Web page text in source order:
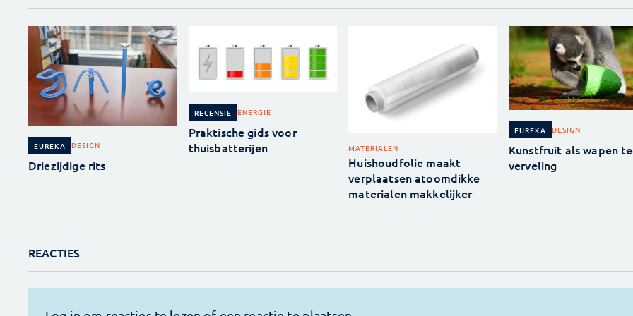
EUREKA DESIGN
Driezijdige rits
RECENSIE ENERGIE
Praktische gids voor
thuisbatterijen
MATERIALEN
Huishoudfolie maakt
verplaatsen atoomdikke
materialen makkelijker
EUREKA DESIGN
Kunstfruit als wapen
verveling
REACTIES